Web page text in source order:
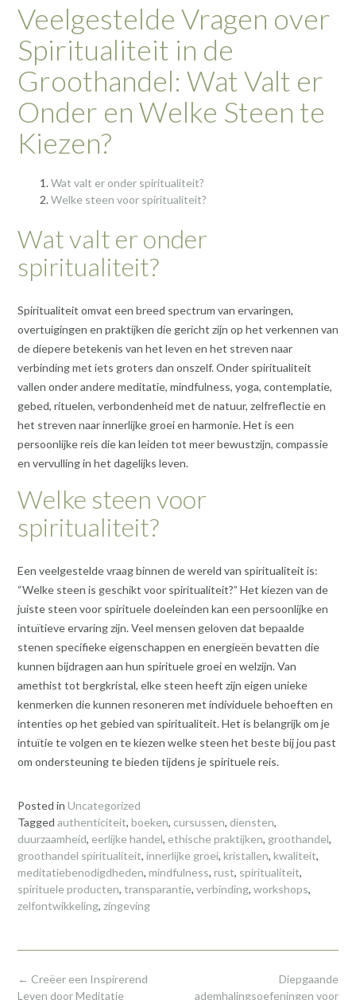
Veelgestelde Vragen over
Spiritualiteit in de
Groothandel: Wat Valt er
Onder en Welke Steen te
Kiezen?
Wat valt er onder spiritualiteit?
Welke steen voor spiritualiteit?
Wat valt er onder
spiritualiteit?
Spiritualiteit omvat een breed spectrum van ervaringen,
overtuigingen en praktijken die gericht zijn op het verkennen van
de diepere betekenis van het leven en het streven naar
verbinding met iets groters dan onszelf. Onder spiritualiteit
vallen onder andere meditatie, mindfulness, yoga, contemplatie,
gebed, rituelen, verbondenheid met de natuur, zelfreflectie en
het streven naar innerlijke groei en harmonie. Het is een
persoonlijke reis die kan leiden tot meer bewustzijn, compassie
en vervulling in het dagelijks leven.
Welke steen voor
spiritualiteit?
Een veelgestelde vraag binnen de wereld van spiritualiteit is:
“Welke steen is geschikt voor spiritualiteit?” Het kiezen van de
juiste steen voor spirituele doeleinden kan een persoonlijke en
intuïtieve ervaring zijn. Veel mensen geloven dat bepaalde
stenen specifieke eigenschappen en energieën bevatten die
kunnen bijdragen aan hun spirituele groei en welzijn. Van
amethist tot bergkristal, elke steen heeft zijn eigen unieke
kenmerken die kunnen resoneren met individuele behoeften en
intenties op het gebied van spiritualiteit. Het is belangrijk om je
intuïtie te volgen en te kiezen welke steen het beste bij jou past
om ondersteuning te bieden tijdens je spirituele reis.
Posted in Uncategorized
Tagged authenticiteit, boeken, cursussen, diensten,
duurzaamheid, eerlijke handel, ethische praktijken, groothandel,
groothandel spiritualiteit, innerlijke groei, kristallen, kwaliteit,
meditatiebenodigdheden, mindfulness, rust, spiritualiteit,
spirituele producten, transparantie, verbinding, workshops,
zelfontwikkeling, zingeving
Post
navigation
Diepgaande
ademhalingsoefeningen voor
← Creëer een Inspirerend
Leven door Meditatie